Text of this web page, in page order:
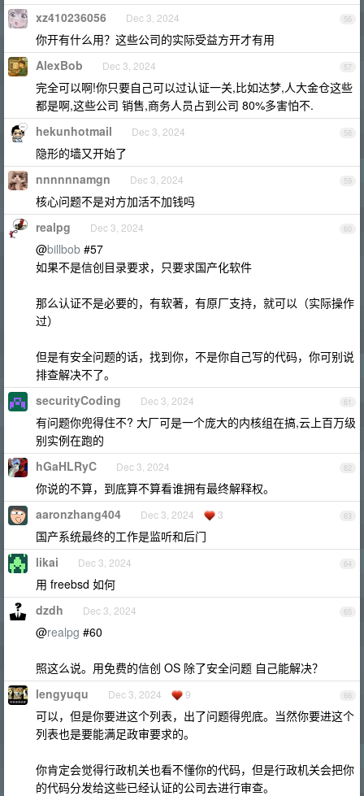
56
xz410236056 Dec 3, 2024
你开有什么用？这些公司的实际受益方开才有用
57
AlexBob Dec 3, 2024
完全可以啊!你只要自己可以过认证一关,比如达梦,人大金仓这些
都是啊,这些公司 销售,商务人员占到公司 80%多害怕不.
58
hekunhotmail Dec 3, 2024
隐形的墙又开始了
59
nnnnnnamgn Dec 3, 2024
核心问题不是对方加活不加钱吗
60
realpg Dec 3, 2024
@billbob #57
如果不是信创目录要求，只要求国产化软件
那么认证不是必要的，有软著，有原厂支持，就可以（实际操作
过）
但是有安全问题的话，找到你，不是你自己写的代码，你可别说
排查解决不了。
61
securityCoding Dec 3, 2024
有问题你兜得住不? 大厂可是一个庞大的内核组在搞,云上百万级
别实例在跑的
62
hGaHLRyC Dec 3, 2024
你说的不算，到底算不算看谁拥有最终解释权。
63
aaronzhang404 Dec 3, 2024 3
国产系统最终的工作是监听和后门
64
likai Dec 3, 2024
用 freebsd 如何
65
dzdh Dec 3, 2024
@realpg #60
照这么说。用免费的信创 OS 除了安全问题 自己能解决？
66
lengyuqu Dec 3, 2024 9
可以，但是你要进这个列表，出了问题得兜底。当然你要进这个
列表也是要能满足政审要求的。
你肯定会觉得行政机关也看不懂你的代码，但是行政机关会把你
的代码分发给这些已经认证的公司去进行审查。